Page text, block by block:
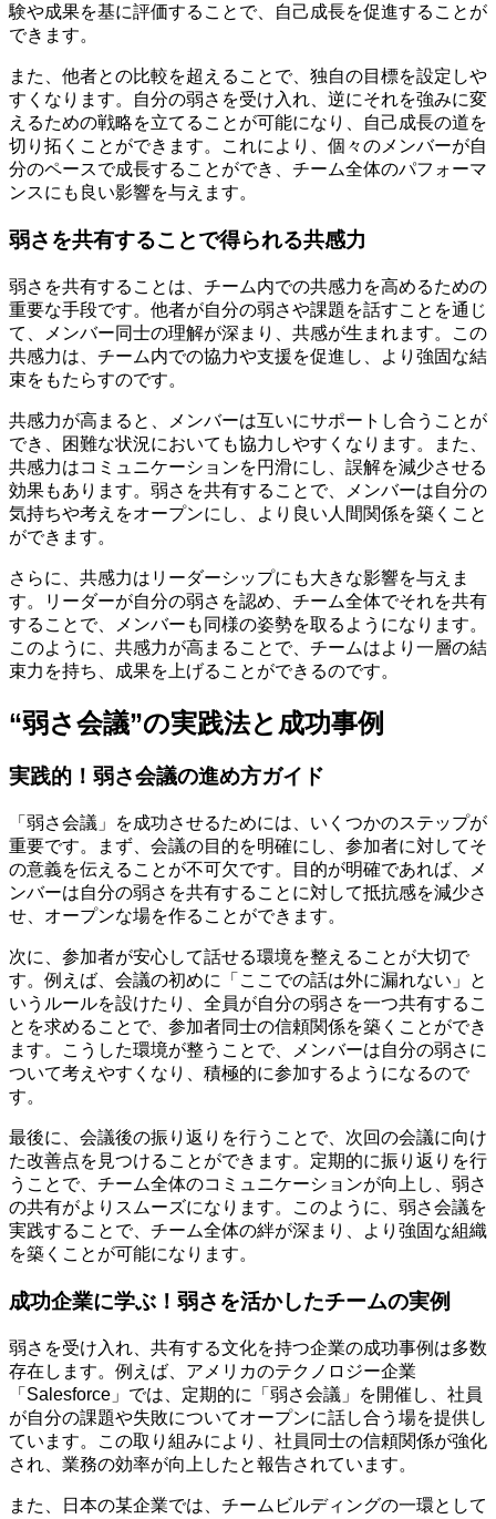
験や成果を基に評価することで、自己成長を促進することが
できます。
また、他者との比較を超えることで、独自の目標を設定しや
すくなります。自分の弱さを受け入れ、逆にそれを強みに変
えるための戦略を立てることが可能になり、自己成長の道を
切り拓くことができます。これにより、個々のメンバーが自
分のペースで成長することができ、チーム全体のパフォーマ
ンスにも良い影響を与えます。
弱さを共有することで得られる共感力
弱さを共有することは、チーム内での共感力を高めるための
重要な手段です。他者が自分の弱さや課題を話すことを通じ
て、メンバー同士の理解が深まり、共感が生まれます。この
共感力は、チーム内での協力や支援を促進し、より強固な結
束をもたらすのです。
共感力が高まると、メンバーは互いにサポートし合うことが
でき、困難な状況においても協力しやすくなります。また、
共感力はコミュニケーションを円滑にし、誤解を減少させる
効果もあります。弱さを共有することで、メンバーは自分の
気持ちや考えをオープンにし、より良い人間関係を築くこと
ができます。
さらに、共感力はリーダーシップにも大きな影響を与えま
す。リーダーが自分の弱さを認め、チーム全体でそれを共有
することで、メンバーも同様の姿勢を取るようになります。
このように、共感力が高まることで、チームはより一層の結
束力を持ち、成果を上げることができるのです。
“弱さ会議”の実践法と成功事例
実践的！弱さ会議の進め方ガイド
「弱さ会議」を成功させるためには、いくつかのステップが
重要です。まず、会議の目的を明確にし、参加者に対してそ
の意義を伝えることが不可欠です。目的が明確であれば、メ
ンバーは自分の弱さを共有することに対して抵抗感を減少さ
せ、オープンな場を作ることができます。
次に、参加者が安心して話せる環境を整えることが大切で
す。例えば、会議の初めに「ここでの話は外に漏れない」と
いうルールを設けたり、全員が自分の弱さを一つ共有するこ
とを求めることで、参加者同士の信頼関係を築くことができ
ます。こうした環境が整うことで、メンバーは自分の弱さに
ついて考えやすくなり、積極的に参加するようになるので
す。
最後に、会議後の振り返りを行うことで、次回の会議に向け
た改善点を見つけることができます。定期的に振り返りを行
うことで、チーム全体のコミュニケーションが向上し、弱さ
の共有がよりスムーズになります。このように、弱さ会議を
実践することで、チーム全体の絆が深まり、より強固な組織
を築くことが可能になります。
成功企業に学ぶ！弱さを活かしたチームの実例
弱さを受け入れ、共有する文化を持つ企業の成功事例は多数
存在します。例えば、アメリカのテクノロジー企業
「Salesforce」では、定期的に「弱さ会議」を開催し、社員
が自分の課題や失敗についてオープンに話し合う場を提供し
ています。この取り組みにより、社員同士の信頼関係が強化
され、業務の効率が向上したと報告されています。
また、日本の某企業では、チームビルディングの一環として